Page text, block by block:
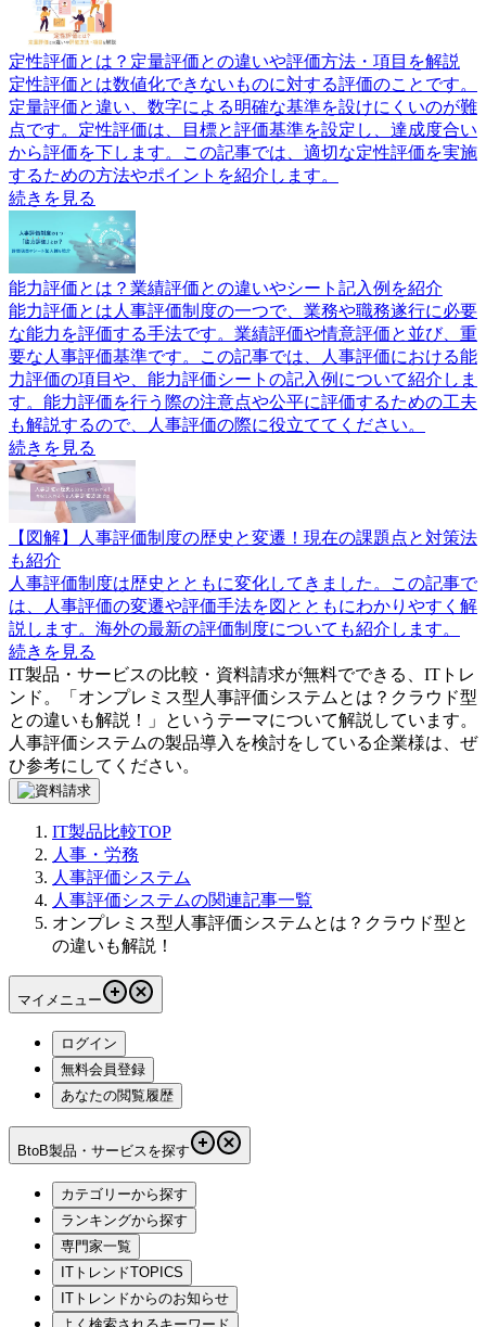
定性評価とは？定量評価との違いや評価方法・項目を解説
定性評価とは数値化できないものに対する評価のことです。
定量評価と違い、数字による明確な基準を設けにくいのが難
点です。定性評価は、目標と評価基準を設定し、達成度合い
から評価を下します。この記事では、適切な定性評価を実施
するための方法やポイントを紹介します。
続きを見る
能力評価とは？業績評価との違いやシート記入例を紹介
能力評価とは人事評価制度の一つで、業務や職務遂行に必要
な能力を評価する手法です。業績評価や情意評価と並び、重
要な人事評価基準です。この記事では、人事評価における能
力評価の項目や、能力評価シートの記入例について紹介しま
す。能力評価を行う際の注意点や公平に評価するための工夫
も解説するので、人事評価の際に役立ててください。
続きを見る
【図解】人事評価制度の歴史と変遷！現在の課題点と対策法
も紹介
人事評価制度は歴史とともに変化してきました。この記事で
は、人事評価の変遷や評価手法を図とともにわかりやすく解
説します。海外の最新の評価制度についても紹介します。
続きを見る
IT製品・サービスの比較・資料請求が無料でできる、ITトレ
ンド。「 オンプレミス型人事評価システムとは？クラウド型
との違いも解説！
」というテーマについて解説しています。
人事評価システムの製品導入を検討をしている企業様は、ぜ
ひ参考にしてください。
IT製品比較TOP
人事・労務
人事評価システム
人事評価システムの関連記事一覧
オンプレミス型人事評価システムとは？クラウド型と
の違いも解説！
マイメニュー
ログイン
無料会員登録
あなたの閲覧履歴
BtoB製品・サービスを探す
カテゴリーから探す
ランキングから探す
専門家一覧
ITトレンドTOPICS
ITトレンドからのお知らせ